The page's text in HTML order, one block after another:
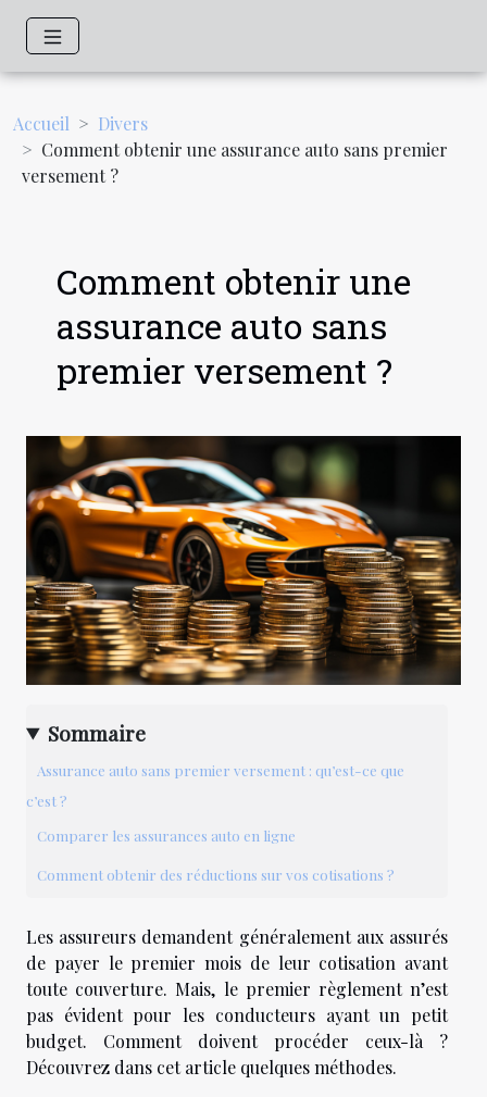
Accueil
Divers
Comment obtenir une assurance auto sans premier
versement ?
Comment obtenir une
assurance auto sans
premier versement ?
Sommaire
Assurance auto sans premier versement : qu’est-ce que
c’est ?
Comparer les assurances auto en ligne
Comment obtenir des réductions sur vos cotisations ?
Les assureurs demandent généralement aux assurés
de payer le premier mois de leur cotisation avant
toute couverture. Mais, le premier règlement n’est
pas évident pour les conducteurs ayant un petit
budget. Comment doivent procéder ceux-là ?
Découvrez dans cet article quelques méthodes.